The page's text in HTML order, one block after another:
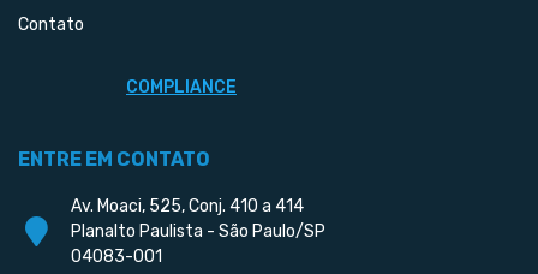
Contato
COMPLIANCE
ENTRE EM CONTATO
Av. Moaci, 525, Conj. 410 a 414
Planalto Paulista - São Paulo/SP
04083-001